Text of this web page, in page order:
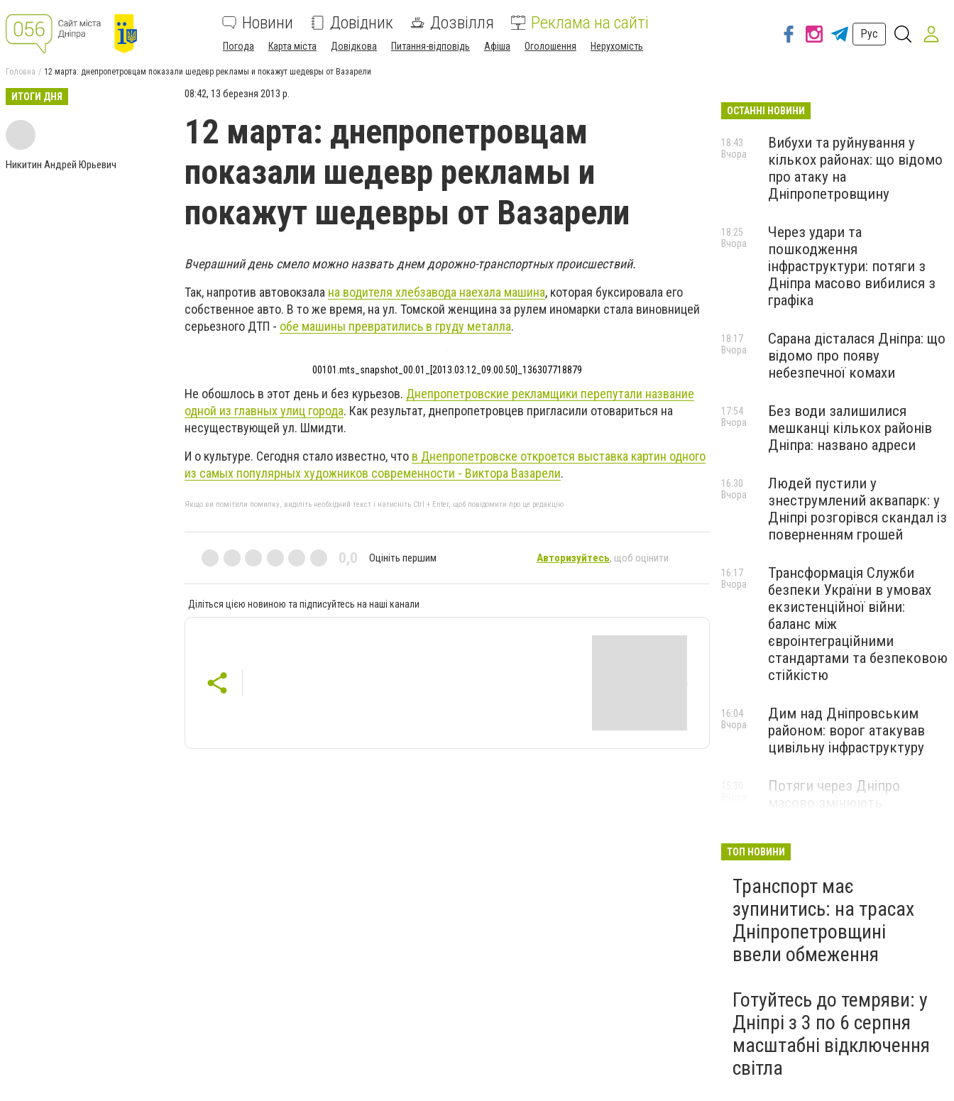
Новини Довідник Дозвілля Реклама на сайті
Погода Карта міста Довідкова Питання-відповідь Афіша Оголошення Нерухомість
Рус
Головна 12 марта: днепропетровцам показали шедевр рекламы и покажут шедевры от Вазарели
ИТОГИ ДНЯ
Никитин Андрей Юрьевич
08:42, 13 березня 2013 р.
12 марта: днепропетровцам
показали шедевр рекламы и
покажут шедевры от Вазарели
Вчерашний день смело можно назвать днем дорожно-транспортных происшествий.
Так, напротив автовокзала на водителя хлебзавода наехала машина, которая буксировала его
собственное авто. В то же время, на ул. Томской женщина за рулем иномарки стала виновницей
серьезного ДТП - обе машины превратились в груду металла.
00101.mts_snapshot_00.01_[2013.03.12_09.00.50]_136307718879
Не обошлось в этот день и без курьезов. Днепропетровские рекламщики перепутали название
одной из главных улиц города. Как результат, днепропетровцев пригласили отовариться на
несуществующей ул. Шмидти.
И о культуре. Сегодня стало известно, что в Днепропетровске откроется выставка картин одного
из самых популярных художников современности - Виктора Вазарели.
Якщо ви помітили помилку, виділіть необхідний текст і натисніть Ctrl + Enter, щоб повідомити про це редакцію
0,0 Оцініть першим Авторизуйтесь, щоб оцінити
Діліться цією новиною та підписуйтесь на наші канали
ОСТАННІ НОВИНИ
Вибухи та руйнування у
кількох районах: що відомо
про атаку на
Дніпропетровщину
18:43
Вчора
Через удари та
пошкодження
інфраструктури: потяги з
Дніпра масово вибилися з
графіка
18:25
Вчора
Сарана дісталася Дніпра: що
відомо про появу
небезпечної комахи
18:17
Вчора
Без води залишилися
мешканці кількох районів
Дніпра: названо адреси
17:54
Вчора
Людей пустили у
знеструмлений аквапарк: у
Дніпрі розгорівся скандал із
поверненням грошей
16:30
Вчора
Трансформація Служби
безпеки України в умовах
екзистенційної війни:
баланс між
євроінтеграційними
стандартами та безпековою
стійкістю
16:17
Вчора
Дим над Дніпровським
районом: ворог атакував
цивільну інфраструктуру
16:04
Вчора
Потяги через Дніпро
ТОП НОВИНИ
Транспорт має
зупинитись: на трасах
Дніпропетровщині
ввели обмеження
Готуйтесь до темряви: у
Дніпрі з 3 по 6 серпня
масштабні відключення
світла